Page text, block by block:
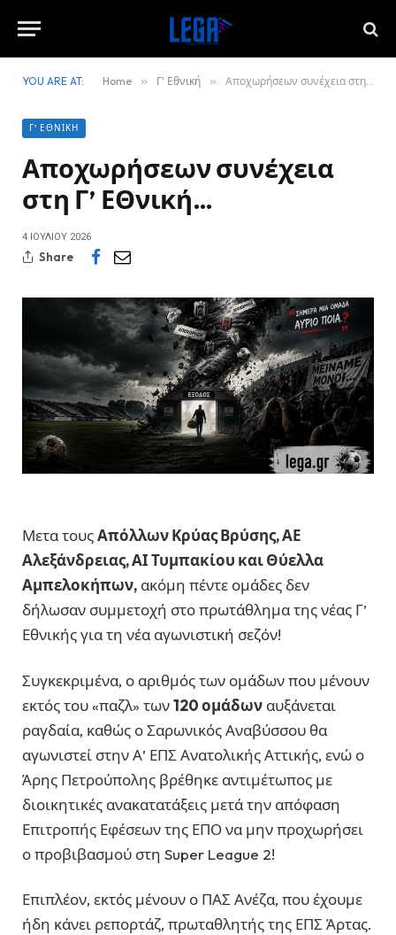
YOU ARE AT: Home » Γ' Εθνική » Αποχωρήσεων συνέχεια στη Γ’ ΕΘνική…
Γ' ΕΘΝΙΚΉ
Αποχωρήσεων συνέχεια
στη Γ’ ΕΘνική…
4 ΙΟΥΛΊΟΥ 2026
Share
Μετα τουςΑπόλλων Κρύας Βρύσης, ΑΕ
Αλεξάνδρειας, ΑΙ Τυμπακίου και Θύελλα
Αμπελοκήπων, ακόμη πέντε ομάδες δεν
δήλωσαν συμμετοχή στο πρωτάθλημα της νέας Γ’
Εθνικής για τη νέα αγωνιστική σεζόν!
Συγκεκριμένα, ο αριθμός των ομάδων που μένουν
εκτός του «παζλ» των120 ομάδων αυξάνεται
ραγδαία, καθώς ο Σαρωνικός Αναβύσσου θα
αγωνιστεί στην Α’ ΕΠΣ Ανατολικής Αττικής, ενώ ο
Άρης Πετρούπολης βρέθηκε αντιμέτωπος με
διοικητικές ανακατατάξεις μετά την απόφαση
Επιτροπής Εφέσεων της ΕΠΟ να μην προχωρήσει
ο προβιβασμού στη Super League 2!
Επιπλέον, εκτός μένουν ο ΠΑΣ Ανέζα, που έχουμε
ήδη κάνει ρεπορτάζ, πρωταθλητής της ΕΠΣ Άρτας.